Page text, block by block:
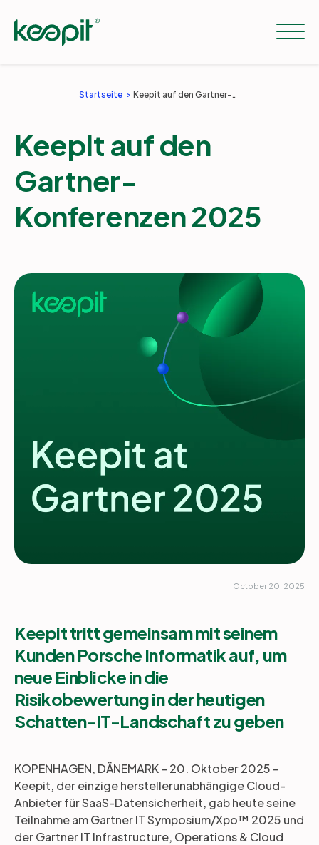
Workloads
Preise
Unternehmen
DE
Demo
Startseite Keepit auf den Gartner-Konferenzen 2025
Keepit auf den
Gartner-
Konferenzen 2025
October 20, 2025
Keepit tritt gemeinsam mit seinem
Kunden Porsche Informatik auf, um
neue Einblicke in die
Risikobewertung in der heutigen
Schatten-IT-Landschaft zu geben
KOPENHAGEN, DÄNEMARK – 20. Oktober 2025 –
Keepit, der einzige herstellerunabhängige Cloud-
Anbieter für SaaS-Datensicherheit, gab heute seine
Teilnahme am Gartner IT Symposium/Xpo™ 2025 und
der Gartner IT Infrastructure, Operations & Cloud